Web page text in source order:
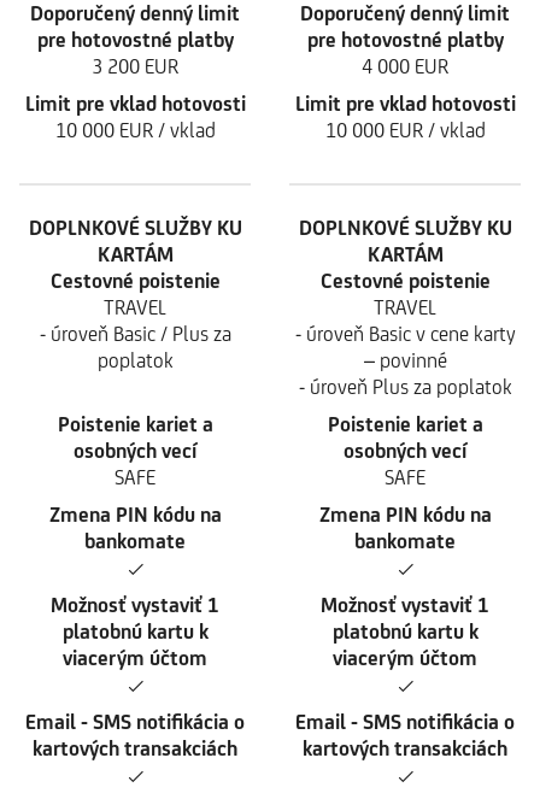
Doporučený denný limit
pre hotovostné platby
3 200 EUR
Limit pre vklad hotovosti
10 000 EUR / vklad
DOPLNKOVÉ SLUŽBY KU
KARTÁM
Cestovné poistenie
TRAVEL
- úroveň Basic / Plus za
poplatok
Poistenie kariet a
osobných vecí
SAFE
Zmena PIN kódu na
bankomate
✓
Možnosť vystaviť 1
platobnú kartu k
viacerým účtom
✓
Email - SMS notifikácia o
kartových transakciách
✓
Doporučený denný limit
pre hotovostné platby
4 000 EUR
Limit pre vklad hotovosti
10 000 EUR / vklad
DOPLNKOVÉ SLUŽBY KU
KARTÁM
Cestovné poistenie
TRAVEL
- úroveň Basic v cene karty
– povinné
- úroveň Plus za poplatok
Poistenie kariet a
osobných vecí
SAFE
Zmena PIN kódu na
bankomate
✓
Možnosť vystaviť 1
platobnú kartu k
viacerým účtom
✓
Email - SMS notifikácia o
kartových transakciách
✓